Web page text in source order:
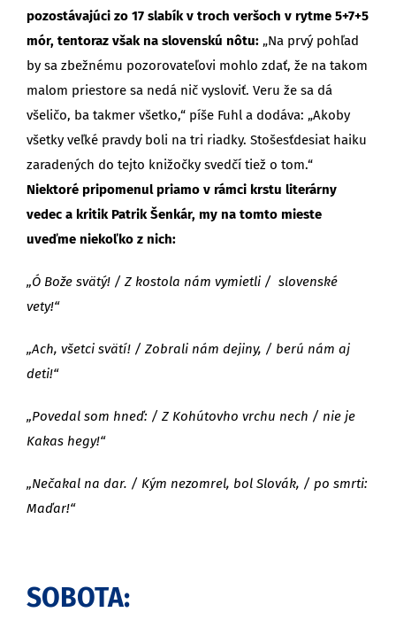
pozostávajúci zo 17 slabík v troch veršoch v rytme 5+7+5
mór, tentoraz však na slovenskú nôtu: „Na prvý pohľad
by sa zbežnému pozorovateľovi mohlo zdať, že na takom
malom priestore sa nedá nič vysloviť. Veru že sa dá
všeličo, ba takmer všetko,“ píše Fuhl a dodáva: „Akoby
všetky veľké pravdy boli na tri riadky. Stošesťdesiat haiku
zaradených do tejto knižočky svedčí tiež o tom.“
Niektoré pripomenul priamo v rámci krstu literárny
vedec a kritik Patrik Šenkár, my na tomto mieste
uveďme niekoľko z nich:
„Ó Bože svätý! / Z kostola nám vymietli / slovenské
vety!“
„Ach, všetci svätí! / Zobrali nám dejiny, / berú nám aj
deti!“
„Povedal som hneď: / Z Kohútovho vrchu nech / nie je
Kakas hegy!“
„Nečakal na dar. / Kým nezomrel, bol Slovák, / po smrti:
Maďar!“
SOBOTA: